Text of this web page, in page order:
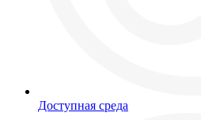
Доступная среда